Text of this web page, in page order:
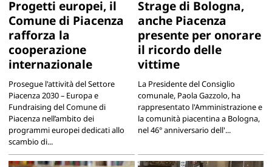
Progetti europei, il
Comune di Piacenza
rafforza la
cooperazione
internazionale
Prosegue l'attività del Settore
Piacenza 2030 – Europa e
Fundraising del Comune di
Piacenza nell’ambito dei
programmi europei dedicati allo
scambio di...
Strage di Bologna,
anche Piacenza
presente per onorare
il ricordo delle
vittime
La Presidente del Consiglio
comunale, Paola Gazzolo, ha
rappresentato l'Amministrazione e
la comunità piacentina a Bologna,
nel 46° anniversario dell'...